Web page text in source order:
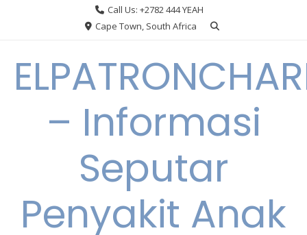
Call Us: +2782 444 YEAH
Cape Town, South Africa
– Informasi
Seputar
Penyakit Anak